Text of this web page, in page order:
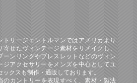
トリージェントルマンではアメリカより
寄せたヴィンテージ素材をリメイクし、
ーンリングやブレスレットなどのヴィン
ジアクセサリーをメンズを中心としてユ
ックスも制作・通販しております。
のカントリーを表現すべく、素材・製法